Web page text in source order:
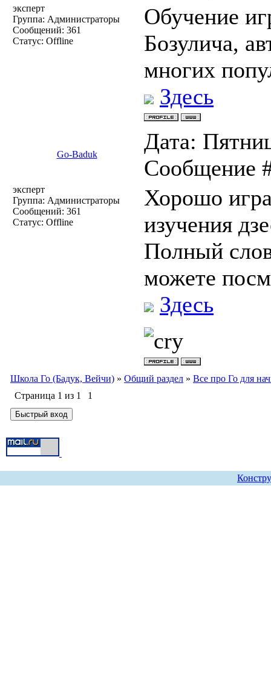
эксперт
Группа: Администраторы
Сообщений: 361
Статус: Offline
Обучение
Бозулича,
многих
Здесь
Go-Baduk
Дата:
Сообщение
эксперт
Группа: Администраторы
Сообщений: 361
Статус: Offline
Хорошо
изучения
Полный
можете
Здесь
Школа Го (Бадук, Вейчи) » Общий раздел » Все про Го для
Страница 1 из 1 1